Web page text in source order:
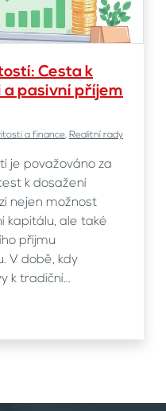
Cesta k
a pasivní příjem
a finance, Realitní rady
je považováno za
k dosažení
nejen možnost
kapitálu, ale také
příjmu
V době, kdy
k tradiční...